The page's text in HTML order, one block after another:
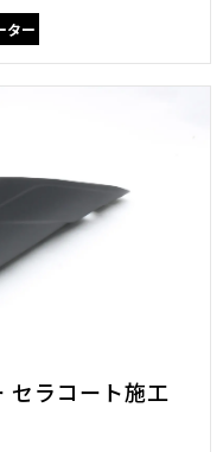
ター
セラコート施工